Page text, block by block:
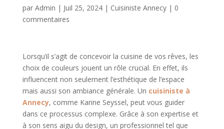
par Admin | Juil 25, 2024| Cuisiniste Annecy| 0
commentaires
Lorsqu’il s’agit de concevoir la cuisine de vos rêves, les
choix de couleurs jouent un rôle crucial. En effet, ils
influencent non seulement l’esthétique de l’espace
mais aussi son ambiance générale. Un cuisiniste à
Annecy, comme Karine Seyssel, peut vous guider
dans ce processus complexe. Grâce à son expertise et
à son sens aigu du design, un professionnel tel que